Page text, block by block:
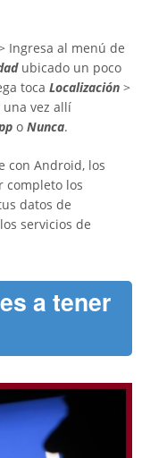
Ingresa al menú de
ubicado un poco
toca Localización >
una vez allí
o Nunca.
con Android, los
completo los
datos de
servicios de
a tener